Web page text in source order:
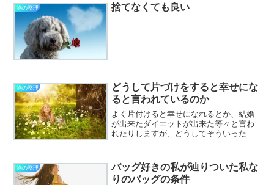
物の整理 捨てなくても良い
物の整理
どうして片づけをすると幸せにな
ると言われているのか
よく片付けると幸せになれるとか、結婚
が出来たダイエットが出来た等々と言わ
れたりしますが、どうしてそういった素
何か素敵なことが起きているのかを振り
返って考えてみます！片付...
物の整理
バッグ好きの私が辿りついた私な
りのバッグの条件